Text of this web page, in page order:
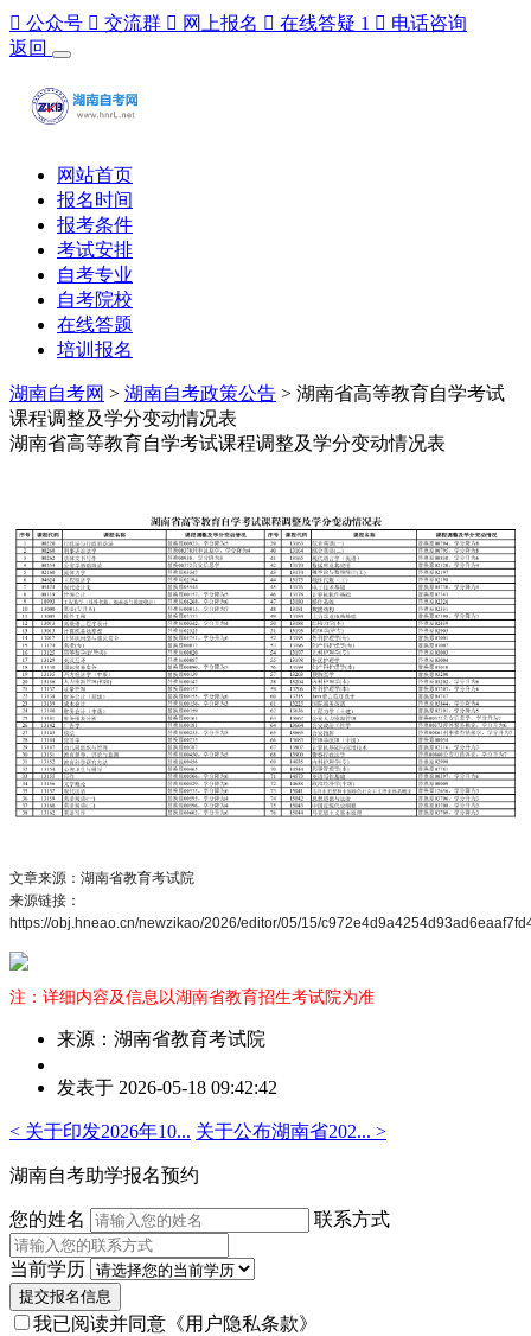
 公众号  交流群  网上报名  在线答疑 1  电话咨询
返回
网站首页
报名时间
报考条件
考试安排
自考专业
自考院校
在线答题
培训报名
湖南自考网 > 湖南自考政策公告 > 湖南省高等教育自学考试
课程调整及学分变动情况表
湖南省高等教育自学考试课程调整及学分变动情况表
文章来源：湖南省教育考试院
来源链接：
https://obj.hneao.cn/newzikao/2026/editor/05/15/
注：详细内容及信息以湖南省教育招生考试院为准
来源：湖南省教育考试院
者：
老
师
发表于 2026-05-18 09:42:42
< 关于印发2026年10... 关于公布湖南省202... >
湖南自考助学报名预约
您的姓名 联系方式
当前学历
提交报名信息
我已阅读并同意 《用户隐私条款》